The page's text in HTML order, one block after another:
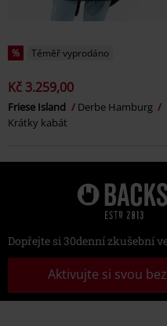
% Téměř vyprodáno
Kč 3.259,00
Friese Island
Derbe Hamburg
Krátky kabát
Dopřejte si 30denní zkušební
Aktivujte si svou